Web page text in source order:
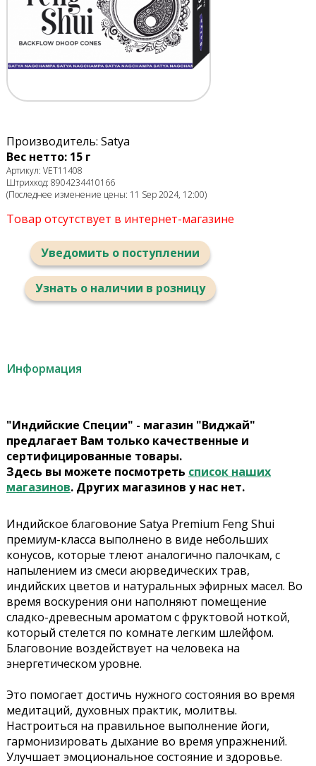
Производитель: Satya
Вес нетто: 15 г
Артикул: VET11408
Штрихкод: 8904234410166
(Последнее изменение цены: 11 Sep 2024, 12:00)
Товар отсутствует в интернет-магазине
Уведомить о поступлении
Узнать о наличии в розницу
Информация
"Индийские Специи" - магазин "Виджай"
предлагает Вам только качественные и
сертифицированные товары.
Здесь вы можете посмотреть список наших
магазинов. Других магазинов у нас нет.
Индийское благовоние Satya Premium Feng Shui
премиум-класса выполнено в виде небольших
конусов, которые тлеют аналогично палочкам, с
напылением из смеси аюрведических трав,
индийских цветов и натуральных эфирных масел. Во
время воскурения они наполняют помещение
сладко-древесным ароматом с фруктовой ноткой,
который стелется по комнате легким шлейфом.
Благовоние воздействует на человека на
энергетическом уровне.
Это помогает достичь нужного состояния во время
медитаций, духовных практик, молитвы.
Настроиться на правильное выполнение йоги,
гармонизировать дыхание во время упражнений.
Улучшает эмоциональное состояние и здоровье.